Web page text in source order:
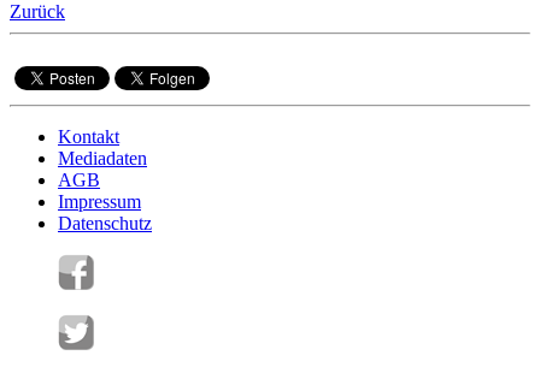
Zurück
Kontakt
Mediadaten
AGB
Impressum
Datenschutz